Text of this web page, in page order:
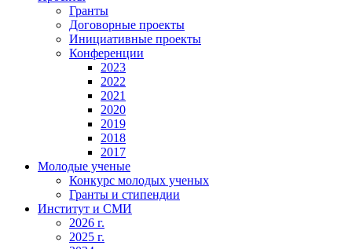
Гранты
Договорные проекты
Инициативные проекты
Конференции
2023
2022
2021
2020
2019
2018
2017
Молодые ученые
Конкурс молодых ученых
Гранты и стипендии
Институт и СМИ
2026 г.
2025 г.